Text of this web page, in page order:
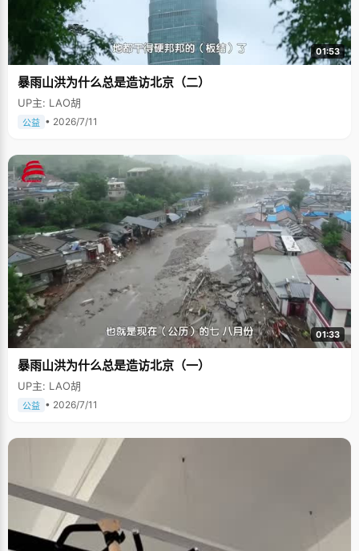
01:53
暴雨山洪为什么总是造访北京（二）
UP主: LAO胡
公益 • 2026/7/11
01:33
暴雨山洪为什么总是造访北京（一）
UP主: LAO胡
公益 • 2026/7/11